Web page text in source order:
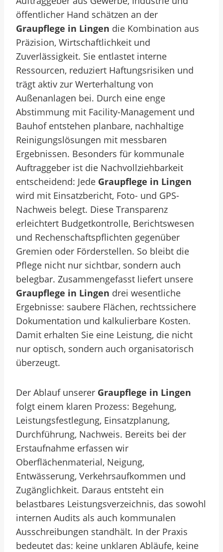
öffentlicher Hand schätzen an der
Graupflege in Lingen die Kombination aus
Präzision, Wirtschaftlichkeit und
Zuverlässigkeit. Sie entlastet interne
Ressourcen, reduziert Haftungsrisiken und
trägt aktiv zur Werterhaltung von
Außenanlagen bei. Durch eine enge
Abstimmung mit Facility-Management und
Bauhof entstehen planbare, nachhaltige
Reinigungslösungen mit messbaren
Ergebnissen. Besonders für kommunale
Auftraggeber ist die Nachvollziehbarkeit
entscheidend: Jede Graupflege in Lingen
wird mit Einsatzbericht, Foto- und GPS-
Nachweis belegt. Diese Transparenz
erleichtert Budgetkontrolle, Berichtswesen
und Rechenschaftspflichten gegenüber
Gremien oder Förderstellen. So bleibt die
Pflege nicht nur sichtbar, sondern auch
belegbar. Zusammengefasst liefert unsere
Graupflege in Lingen drei wesentliche
Ergebnisse: saubere Flächen, rechtssichere
Dokumentation und kalkulierbare Kosten.
Damit erhalten Sie eine Leistung, die nicht
nur optisch, sondern auch organisatorisch
überzeugt.
Der Ablauf unserer Graupflege in Lingen
folgt einem klaren Prozess: Begehung,
Leistungsfestlegung, Einsatzplanung,
Durchführung, Nachweis. Bereits bei der
Erstaufnahme erfassen wir
Oberflächenmaterial, Neigung,
Entwässerung, Verkehrsaufkommen und
Zugänglichkeit. Daraus entsteht ein
belastbares Leistungsverzeichnis, das sowohl
internen Audits als auch kommunalen
Ausschreibungen standhält. In der Praxis
bedeutet das: keine unklaren Abläufe, keine